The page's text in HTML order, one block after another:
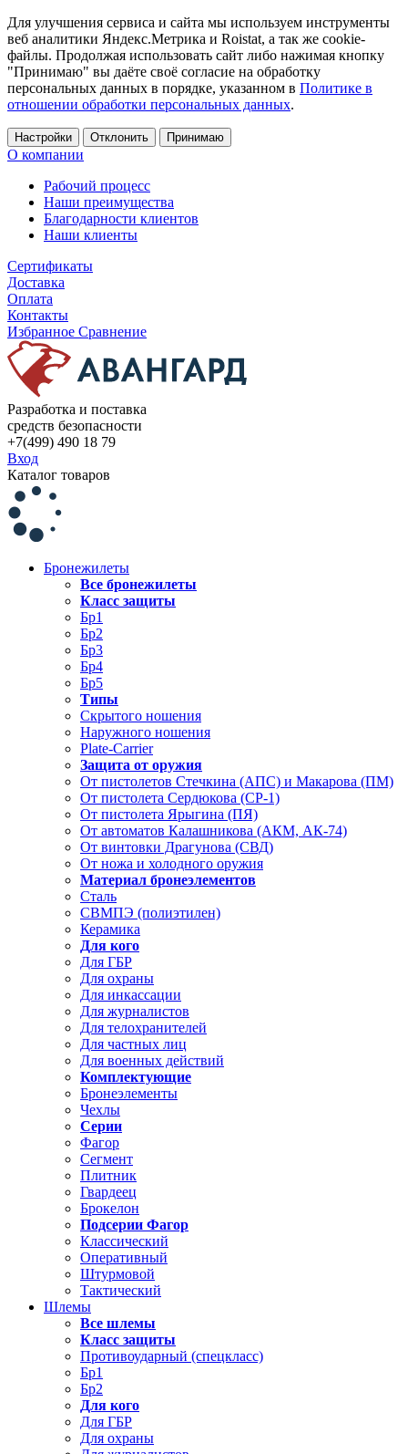
Для улучшения сервиса и сайта мы используем инструменты
веб аналитики Яндекс.Метрика и Roistat, а так же cookie-
файлы. Продолжая использовать сайт либо нажимая кнопку
"Принимаю" вы даёте своё согласие на обработку
персональных данных в порядке, указанном в Политике в
отношении обработки персональных данных.
Настройки Отклонить Принимаю
О компании
Рабочий процесс
Наши преимущества
Благодарности клиентов
Наши клиенты
Сертификаты
Доставка
Оплата
Контакты
Избранное Сравнение
Разработка и поставка
средств безопасности
+7(499) 490 18 79
Вход
Каталог товаров
Бронежилеты
Все бронежилеты
Класс защиты
Бр1
Бр2
Бр3
Бр4
Бр5
Типы
Скрытого ношения
Наружного ношения
Plate-Carrier
Защита от оружия
От пистолетов Стечкина (АПС) и Макарова (ПМ)
От пистолета Сердюкова (СР-1)
От пистолета Ярыгина (ПЯ)
От автоматов Калашникова (АКМ, АК-74)
От винтовки Драгунова (СВД)
От ножа и холодного оружия
Материал бронеэлементов
Сталь
СВМПЭ (полиэтилен)
Керамика
Для кого
Для ГБР
Для охраны
Для инкассации
Для журналистов
Для телохранителей
Для частных лиц
Для военных действий
Комплектующие
Бронеэлементы
Чехлы
Серии
Фагор
Сегмент
Плитник
Гвардеец
Брокелон
Подсерии Фагор
Классический
Оперативный
Штурмовой
Тактический
Шлемы
Все шлемы
Класс защиты
Противоударный (спецкласс)
Бр1
Бр2
Для кого
Для ГБР
Для охраны